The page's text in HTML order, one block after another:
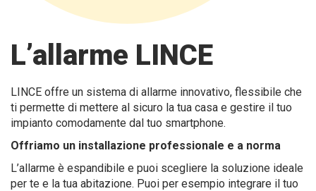
L’allarme LINCE
LINCE offre un sistema di allarme innovativo, flessibile che
ti permette di mettere al sicuro la tua casa e gestire il tuo
impianto comodamente dal tuo smartphone.
Offriamo un installazione professionale e a norma
L’allarme è espandibile e puoi scegliere la soluzione ideale
per te e la tua abitazione. Puoi per esempio integrare il tuo